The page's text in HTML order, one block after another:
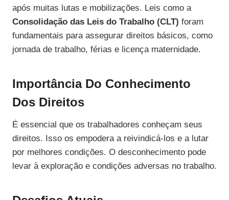
após muitas lutas e mobilizações. Leis como a
Consolidação das Leis do Trabalho (CLT) foram
fundamentais para assegurar direitos básicos, como
jornada de trabalho, férias e licença maternidade.
Importância Do Conhecimento
Dos Direitos
É essencial que os trabalhadores conheçam seus
direitos. Isso os empodera a reivindicá-los e a lutar
por melhores condições. O desconhecimento pode
levar à exploração e condições adversas no trabalho.